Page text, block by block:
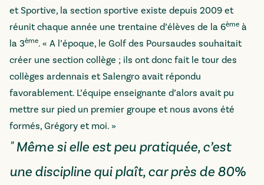
et Sportive, la section sportive existe depuis 2009 et
réunit chaque année une trentaine d’élèves de la 6ème à
la 3ème. « A l’époque, le Golf des Poursaudes souhaitait
créer une section collège ; ils ont donc fait le tour des
collèges ardennais et Salengro avait répondu
favorablement. L’équipe enseignante d’alors avait pu
mettre sur pied un premier groupe et nous avons été
formés, Grégory et moi. »
" Même si elle est peu pratiquée, c’est
une discipline qui plaît, car près de 80%